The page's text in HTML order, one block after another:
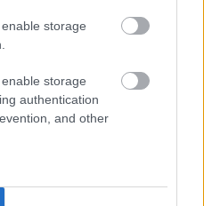
storage
storage
authentication
and other
összeállítja a világszerte
toplistáját, melyből
milyen kártevők
felhasználók
a következő
számban.